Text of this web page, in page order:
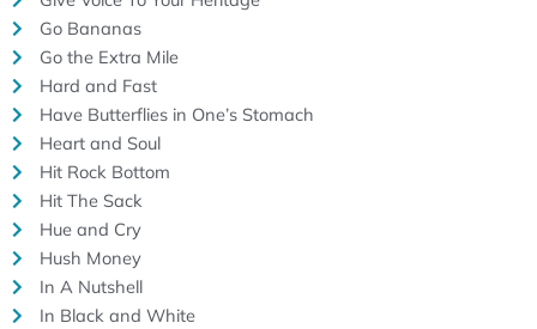
Go Bananas
Go the Extra Mile
Hard and Fast
Have Butterflies in One’s Stomach
Heart and Soul
Hit Rock Bottom
Hit The Sack
Hue and Cry
Hush Money
In A Nutshell
In Black and White